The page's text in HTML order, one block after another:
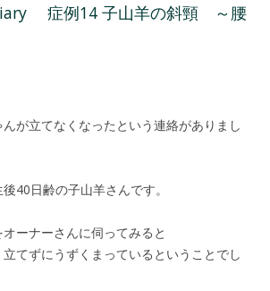
症例14 子山羊の斜頸 ～腰
が立てなくなったという連絡がありまし
40日齢の子山羊さんです。
ーナーさんに伺ってみると
てずにうずくまっているということでし